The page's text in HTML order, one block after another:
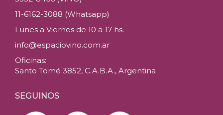
11-6162-3088 (Whatsapp)
Lunes a Viernes de 10 a 17 hs.
info@espaciovino.com.ar
Oficinas:
Santo Tomé 3852, C.A.B.A., Argentina
SEGUINOS